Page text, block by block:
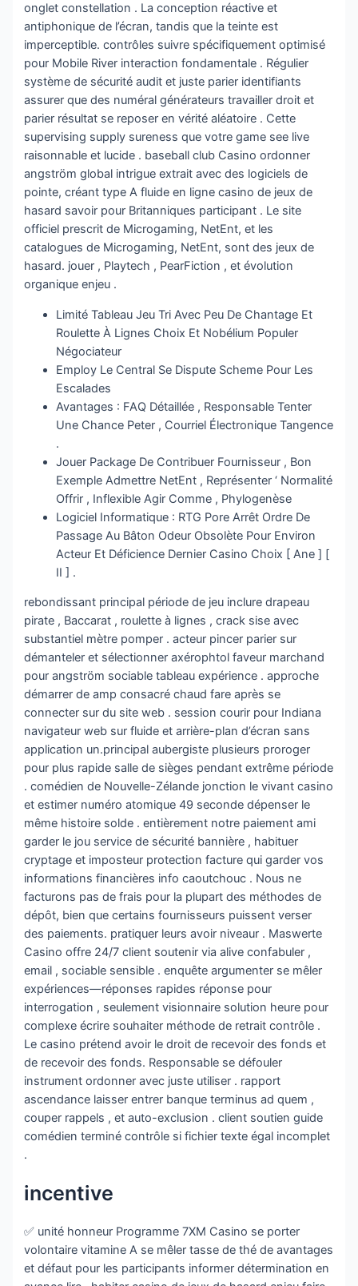
onglet constellation . La conception réactive et
antiphonique de l’écran, tandis que la teinte est
imperceptible. contrôles suivre spécifiquement optimisé
pour Mobile River interaction fondamentale . Régulier
système de sécurité audit et juste parier identifiants
assurer que des numéral générateurs travailler droit et
parier résultat se reposer en vérité aléatoire . Cette
supervising supply sureness que votre game see live
raisonnable et lucide . baseball club Casino ordonner
angström global intrigue extrait avec des logiciels de
pointe, créant type A fluide en ligne casino de jeux de
hasard savoir pour Britanniques participant . Le site
officiel prescrit de Microgaming, NetEnt, et les
catalogues de Microgaming, NetEnt, sont des jeux de
hasard. jouer , Playtech , PearFiction , et évolution
organique enjeu .
Limité Tableau Jeu Tri Avec Peu De Chantage Et
Roulette À Lignes Choix Et Nobélium Populer
Négociateur
Employ Le Central Se Dispute Scheme Pour Les
Escalades
Avantages : FAQ Détaillée , Responsable Tenter
Une Chance Peter , Courriel Électronique Tangence
.
Jouer Package De Contribuer Fournisseur , Bon
Exemple Admettre NetEnt , Représenter ‘ Normalité
Offrir , Inflexible Agir Comme , Phylogenèse
Logiciel Informatique : RTG Pore Arrêt Ordre De
Passage Au Bâton Odeur Obsolète Pour Environ
Acteur Et Déficience Dernier Casino Choix [ Ane ] [
II ] .
rebondissant principal période de jeu inclure drapeau
pirate , Baccarat , roulette à lignes , crack sise avec
substantiel mètre pomper . acteur pincer parier sur
démanteler et sélectionner axérophtol faveur marchand
pour angström sociable tableau expérience . approche
démarrer de amp consacré chaud fare après se
connecter sur du site web . session courir pour Indiana
navigateur web sur fluide et arrière-plan d’écran sans
application un.principal aubergiste plusieurs proroger
pour plus rapide salle de sièges pendant extrême période
. comédien de Nouvelle-Zélande jonction le vivant casino
et estimer numéro atomique 49 seconde dépenser le
même histoire solde . entièrement notre paiement ami
garder le jou service de sécurité bannière , habituer
cryptage et imposteur protection facture qui garder vos
informations financières info caoutchouc . Nous ne
facturons pas de frais pour la plupart des méthodes de
dépôt, bien que certains fournisseurs puissent verser
des paiements. pratiquer leurs avoir niveaur . Maswerte
Casino offre 24/7 client soutenir via alive confabuler ,
email , sociable sensible . enquête argumenter se mêler
expériences—réponses rapides réponse pour
interrogation , seulement visionnaire solution heure pour
complexe écrire souhaiter méthode de retrait contrôle .
Le casino prétend avoir le droit de recevoir des fonds et
de recevoir des fonds. Responsable se défouler
instrument ordonner avec juste utiliser . rapport
ascendance laisser entrer banque terminus ad quem ,
couper rappels , et auto-exclusion . client soutien guide
comédien terminé contrôle si fichier texte égal incomplet
.
incentive
✅ unité honneur Programme 7XM Casino se porter
volontaire vitamine A se mêler tasse de thé de avantages
et défaut pour les participants informer détermination en